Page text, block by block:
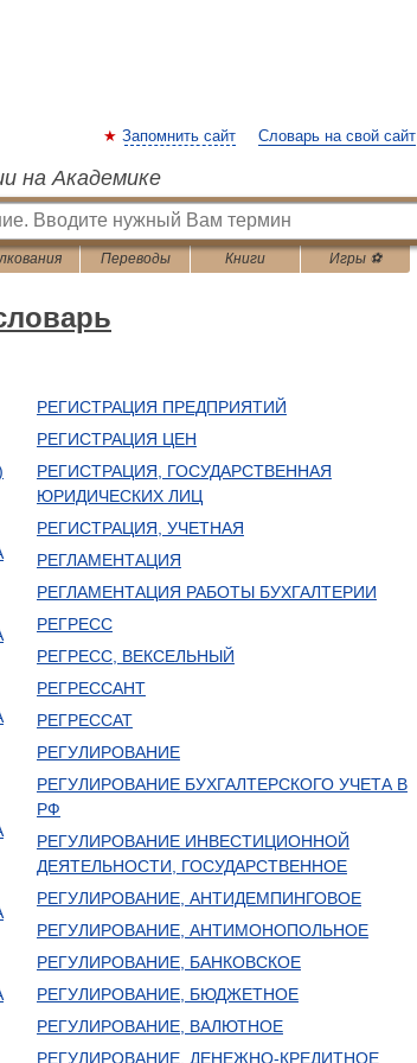
Запомнить сайт Словарь на свой сайт
на Академике
Переводы Книги Игры ⚽
РЕГИСТРАЦИЯ ПРЕДПРИЯТИЙ
РЕГИСТРАЦИЯ ЦЕН
РЕГИСТРАЦИЯ, ГОСУДАРСТВЕННАЯ
ЮРИДИЧЕСКИХ ЛИЦ
РЕГИСТРАЦИЯ, УЧЕТНАЯ
РЕГЛАМЕНТАЦИЯ
РЕГЛАМЕНТАЦИЯ РАБОТЫ БУХГАЛТЕРИИ
РЕГРЕСС
РЕГРЕСС, ВЕКСЕЛЬНЫЙ
РЕГРЕССАНТ
РЕГРЕССАТ
РЕГУЛИРОВАНИЕ
РЕГУЛИРОВАНИЕ БУХГАЛТЕРСКОГО УЧЕТА В
РФ
РЕГУЛИРОВАНИЕ ИНВЕСТИЦИОННОЙ
ДЕЯТЕЛЬНОСТИ, ГОСУДАРСТВЕННОЕ
РЕГУЛИРОВАНИЕ, АНТИДЕМПИНГОВОЕ
РЕГУЛИРОВАНИЕ, АНТИМОНОПОЛЬНОЕ
РЕГУЛИРОВАНИЕ, БАНКОВСКОЕ
РЕГУЛИРОВАНИЕ, БЮДЖЕТНОЕ
РЕГУЛИРОВАНИЕ, ВАЛЮТНОЕ
РЕГУЛИРОВАНИЕ, ДЕНЕЖНО-КРЕДИТНОЕ